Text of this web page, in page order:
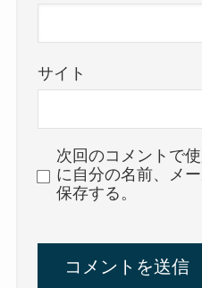
サイト
次回のコメントで
に自分の名前、メ
保存する。